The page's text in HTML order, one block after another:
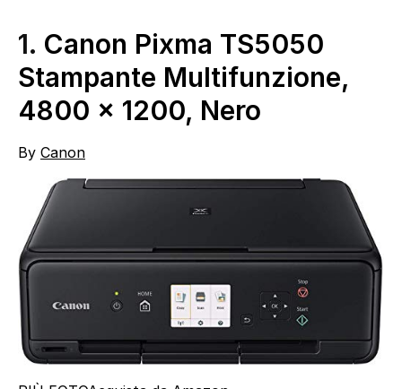
1. Canon Pixma TS5050
Stampante Multifunzione,
4800 x 1200, Nero
By Canon